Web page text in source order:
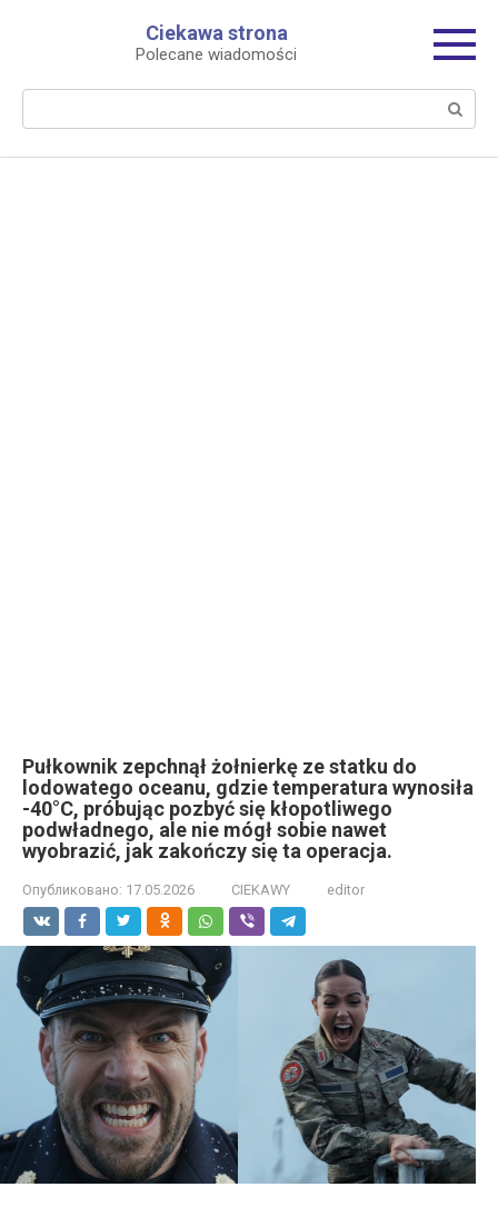
Ciekawa strona
Polecane wiadomości
Pułkownik zepchnął żołnierkę ze statku do
lodowatego oceanu, gdzie temperatura wynosiła
-40°C, próbując pozbyć się kłopotliwego
podwładnego, ale nie mógł sobie nawet
wyobrazić, jak zakończy się ta operacja.
Опубликовано: 17.05.2026 CIEKAWY editor